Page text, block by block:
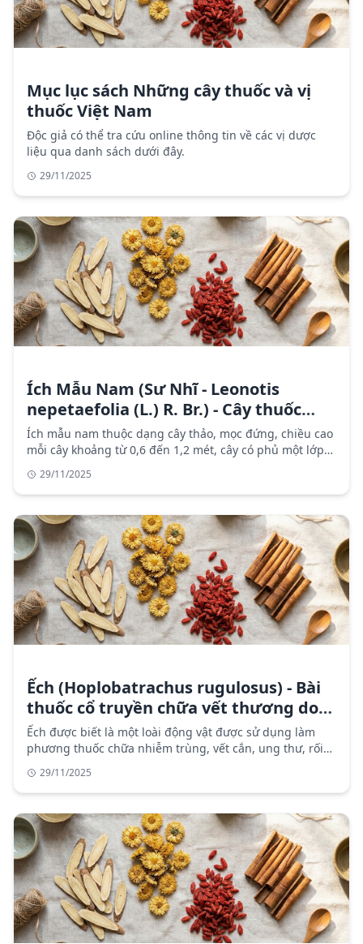
Mục lục sách Những cây thuốc và vị
thuốc Việt Nam
Độc giả có thể tra cứu online thông tin về các vị dược
liệu qua danh sách dưới đây.
29/11/2025
Ích Mẫu Nam (Sư Nhĩ - Leonotis
nepetaefolia (L.) R. Br.) - Cây thuốc
chữa sốt rét
Ích mẫu nam thuộc dạng cây thảo, mọc đứng, chiều cao
mỗi cây khoảng từ 0,6 đến 1,2 mét, cây có phủ một lớp
cạnh lồi. Lá cây mọc đối hay mọc vòng.
29/11/2025
Ếch (Hoplobatrachus rugulosus) - Bài
thuốc cổ truyền chữa vết thương do
rắn cắn
Ếch được biết là một loài động vật được sử dụng làm
phương thuốc chữa nhiễm trùng, vết cắn, ung thư, rối
29/11/2025